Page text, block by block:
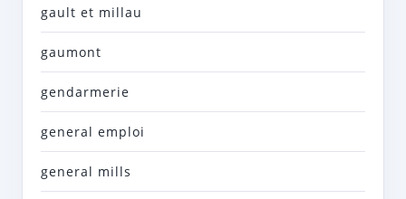
gault et millau
gaumont
gendarmerie
general emploi
general mills